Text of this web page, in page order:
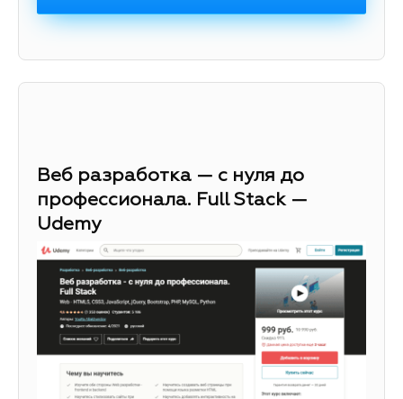
Веб разработка — с нуля до
профессионала. Full Stack —
Udemy